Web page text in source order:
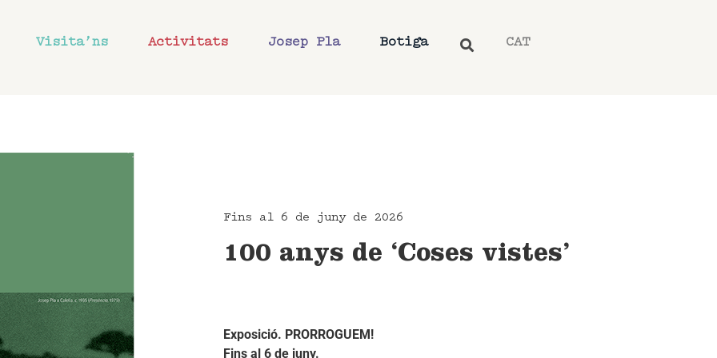
Visita’ns Activitats Josep Pla Botiga CAT
Fins al 6 de juny de 2026
100 anys de ‘Coses vistes’
Exposició. PRORROGUEM!
Fins al 6 de juny.